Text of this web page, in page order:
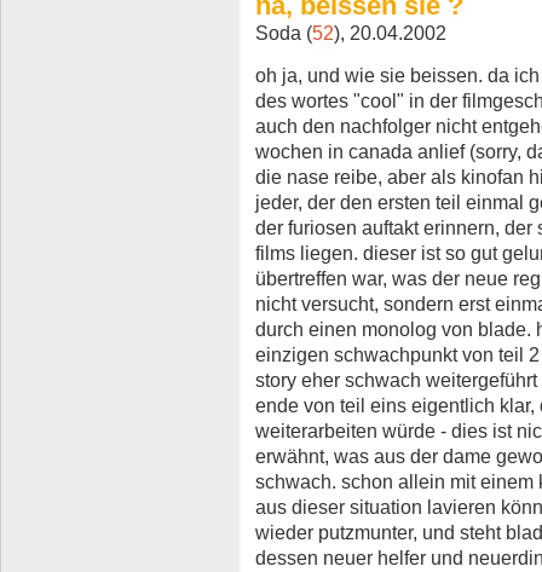
Soda (52), 20.04.2002
oh ja, und wie sie beissen. da
des wortes "cool" in der
auch den nachfolger nicht
wochen in canada anlief (sorry,
die nase reibe, aber als kinofan
jeder, der den ersten teil einmal
der furiosen auftakt erinnern,
films liegen. dieser ist so gut
übertreffen war, was der neue
nicht versucht, sondern erst
durch einen monolog von blade.
einzigen schwachpunkt von teil
story eher schwach
ende von teil eins eigentlich
weiterarbeiten würde - dies ist
erwähnt, was aus der dame
schwach. schon allein mit
aus dieser situation lavieren
wieder putzmunter, und steht
dessen neuer helfer und